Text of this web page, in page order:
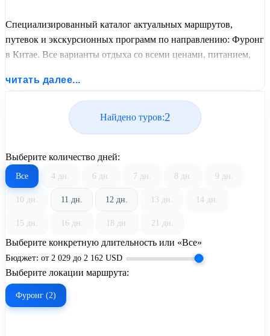
Специализированный каталог актуальных маршрутов,
путевок и экскурсионных программ по направлению: Фуронг
в Китае. Все варианты отдыха со всеми ценами, питанием,
заездов от United Travel Systems.
читать далее...
Найдено туров:2
Выберите количество дней:
Все 4 дн. 6 дн. 7 дн. 8 дн. 9 дн.
10 дн. 11 дн. 12 дн. 13 дн. 14 дн.
15 дн. 16 дн. 18 дн. 21 дн.
Выберите конкретную длительность или «Все»
Бюджет: от 2 029 до 2 162 USD
Выберите локации маршрута:
Фуронг (2)